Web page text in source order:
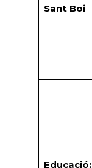
Sant Boi
Educació: